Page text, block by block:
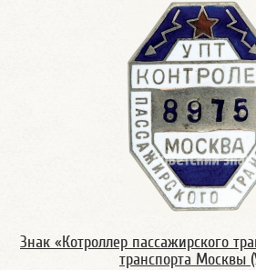
Знак «Котроллер пассажирского
транспорта Москвы